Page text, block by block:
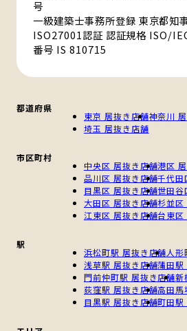
号
一級建築士事務所登録 東京都知
ISO27001認証 認証規格 ISO/
番号 IS 810715
都道府県
東京 居抜き店舗神奈川
埼玉 居抜き店舗
市区町村
中央区 居抜き店舗港区
品川区 居抜き店舗千代田
目黒区 居抜き店舗世田谷
大田区 居抜き店舗杉並区
江東区 居抜き店舗台東区
駅
浜松町駅 居抜き店舗人形
浅草駅 居抜き店舗蒲田駅
門前仲町駅 居抜き店舗新
荻窪駅 居抜き店舗高田馬
目黒駅 居抜き店舗町田駅